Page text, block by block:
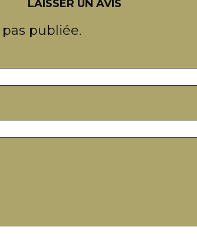
LAISSER UN AVIS
publiée.